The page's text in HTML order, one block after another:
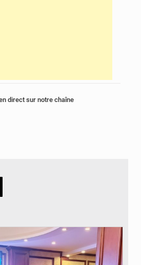
direct sur notre chaîne